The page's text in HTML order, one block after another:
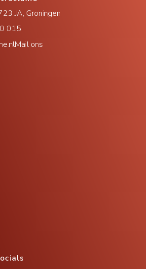
JA, Groningen
015
Mail ons